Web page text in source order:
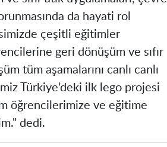
da hayati rol
çeşitli eğitimler
geri dönüşüm ve sıfır
tüm aşamalarını canlı canlı
Türkiye’deki ilk lego projesi
öğrencilerimize ve eğitime
dedi.